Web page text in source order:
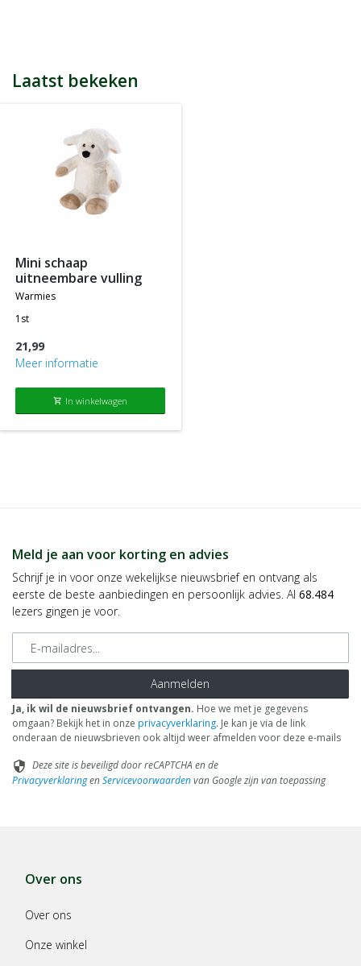
Tijdens het afrekenen zie je dan onderaan een optie om je
spaarpunten in te wisselen, 100 spaarpunten = € 5 korting, 200
spaarpunten bekijken.
LET OP: Je ontvangt geen spaarpunten op producten die al tegen
een bepaalde actieprijs of met een bepaalde korting worden
aangeboden, m.a.w. je ontvangt alleen spaarpunten op
Laatst bekeken
mini schaap
uitneembare vulling
warmies
1st
21,99
Meer informatie
shopping_cart In winkelwagen
Meld je aan voor korting en advies
Schrijf je in voor onze wekelijkse nieuwsbrief en ontvang als
eerste de beste aanbiedingen en persoonlijk advies. Al 68.484
lezers gingen je voor.
E-mailadres
Aanmelden
Ja, ik wil de nieuwsbrief ontvangen. Hoe we met je gegevens
omgaan? Bekijk het in onze privacyverklaring. Je kan je via de link
onderaan de nieuwsbrieven ook altijd weer afmelden voor deze e-mails
security Deze site is beveiligd door reCAPTCHA en de
PrivacyverklaringenServicevoorwaardenvan Google zijn van toepassing
Over ons
Over ons
Onze winkel